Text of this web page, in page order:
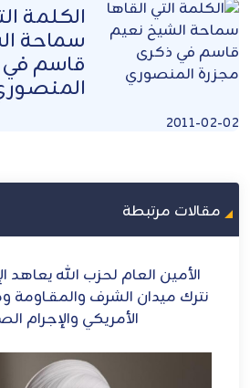
الكلمة
سماحة
قاسم
2011-02-02
مقالات مرتبطة
الأمين العام لحزب الله يعاهد
نترك ميدان الشرف
الأمريكي والإجرام